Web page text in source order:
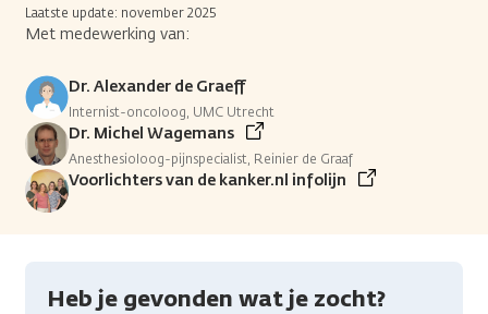
Laatste update: november 2025
Met medewerking van:
Dr. Alexander de Graeff
Internist-oncoloog, UMC Utrecht
Dr. Michel Wagemans
Anesthesioloog-pijnspecialist, Reinier de Graaf
Voorlichters van de kanker.nl infolijn
Heb je gevonden wat je zocht?